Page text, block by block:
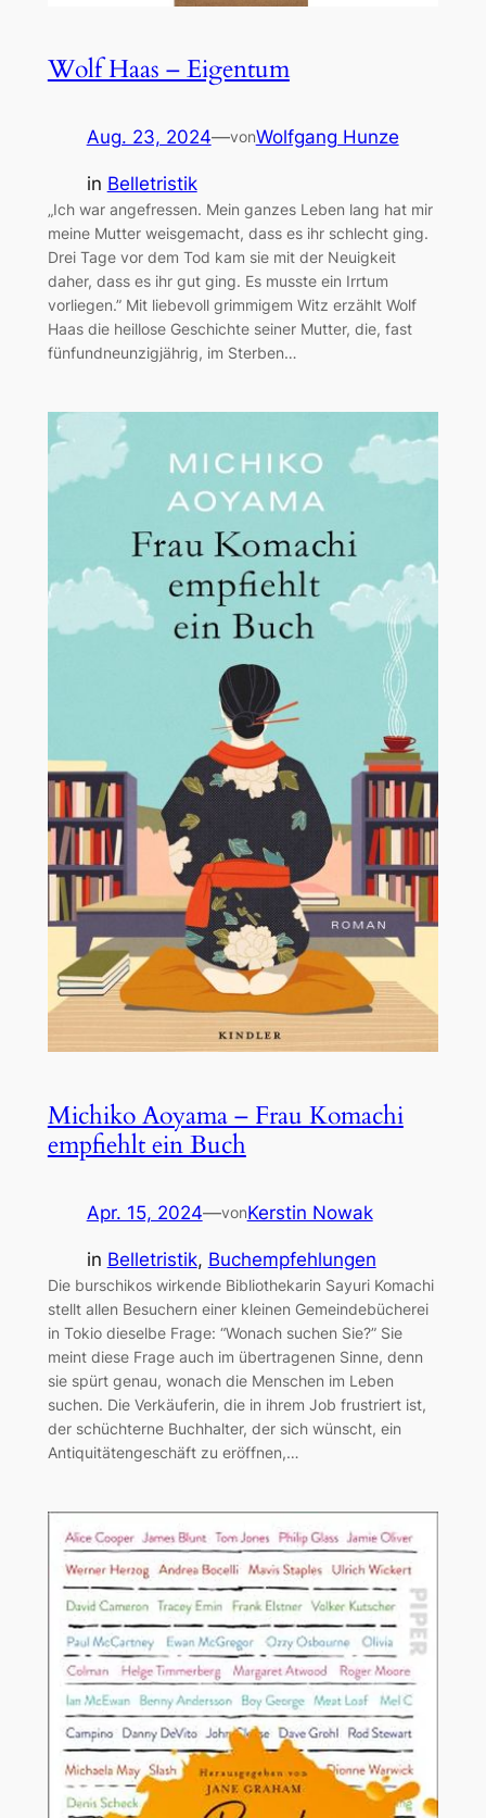
Wolf Haas – Eigentum
Aug. 23, 2024—vonWolfgang Hunze
in Belletristik
„Ich war angefressen. Mein ganzes Leben lang hat mir
meine Mutter weisgemacht, dass es ihr schlecht ging.
Drei Tage vor dem Tod kam sie mit der Neuigkeit
daher, dass es ihr gut ging. Es musste ein Irrtum
vorliegen.” Mit liebevoll grimmigem Witz erzählt Wolf
Haas die heillose Geschichte seiner Mutter, die, fast
fünfundneunzigjährig, im Sterben…
Michiko Aoyama – Frau Komachi
empfiehlt ein Buch
Apr. 15, 2024—vonKerstin Nowak
in Belletristik, Buchempfehlungen
Die burschikos wirkende Bibliothekarin Sayuri Komachi
stellt allen Besuchern einer kleinen Gemeindebücherei
in Tokio dieselbe Frage: “Wonach suchen Sie?” Sie
meint diese Frage auch im übertragenen Sinne, denn
sie spürt genau, wonach die Menschen im Leben
suchen. Die Verkäuferin, die in ihrem Job frustriert ist,
der schüchterne Buchhalter, der sich wünscht, ein
Antiquitätengeschäft zu eröffnen,…